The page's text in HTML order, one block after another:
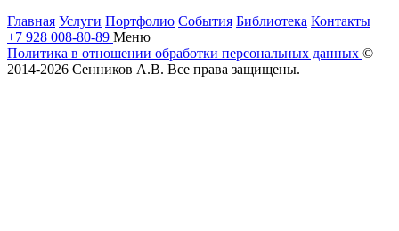
Главная Услуги Портфолио События Библиотека Контакты
+7 928 008-80-89 Меню
Политика в отношении обработки персональных данных ©
2014-2026 Сенников А.В. Все права защищены.